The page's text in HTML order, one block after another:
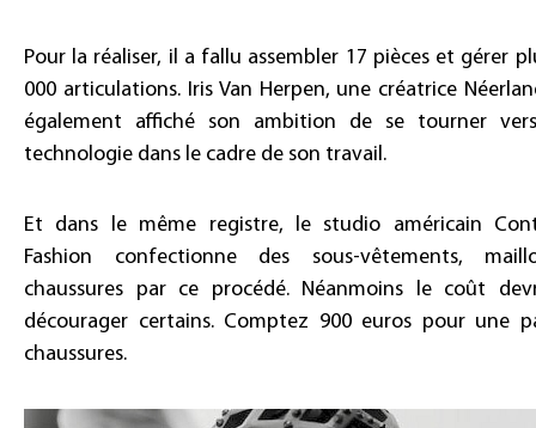
Pour la réaliser, il a fallu assembler 17 pièces et gérer
000 articulations. Iris Van Herpen, une créatrice
également affiché son ambition de se tourner
technologie dans le cadre de son travail.
Et dans le même registre, le studio américain
Fashion confectionne des sous-vêtements,
chaussures par ce procédé. Néanmoins le coût
décourager certains. Comptez 900 euros pour une
chaussures.